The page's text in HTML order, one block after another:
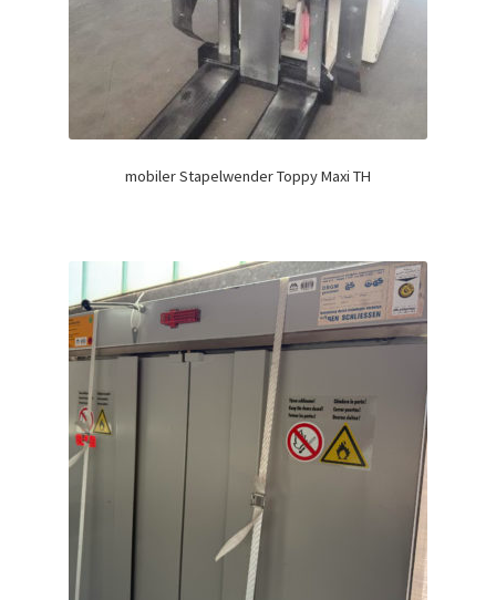
mobiler Stapelwender Toppy Maxi TH